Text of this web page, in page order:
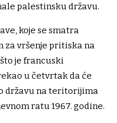
palestinsku državu.
koje se smatra
za vršenje pritiska na
je francuski
u četvrtak da će
državu na teritorijima
ratu 1967. godine.